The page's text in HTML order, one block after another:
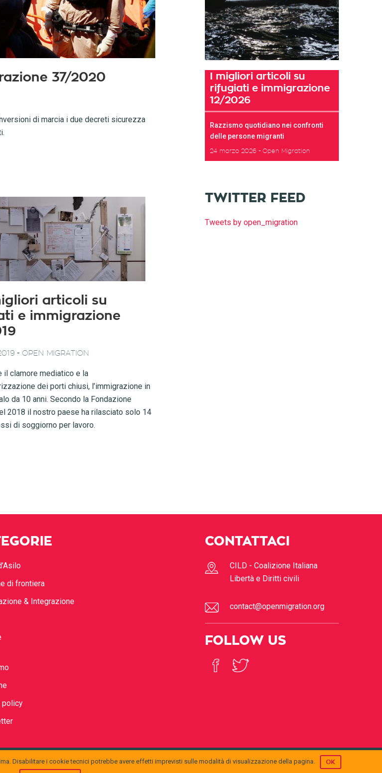
37/2020
di marcia i due decreti sicurezza
articoli su
e immigrazione
- OPEN MIGRATION
il clamore mediatico e la
dei porti chiusi, l’immigrazione in
da 10 anni. Secondo la Fondazione
2018 il nostro paese ha rilasciato solo 14
di soggiorno per lavoro.
I migliori articoli su
rifugiati e immigrazione
12/2026
Razzismo quotidiano nei confronti
delle persone migranti
24 marzo 2026 Open Migration
TWITTER FEED
Tweets by open_migration
di frontiera
& Integrazione
policy
CONTATTACI
CILD - Coalizione Italiana
Libertà e Diritti civili
contact@openmigration.org
FOLLOW US
Open Migration
Disabilitare i cookie tecnici potrebbe avere effetti imprevisti sulle modalità di visualizzazione della pagina. OK